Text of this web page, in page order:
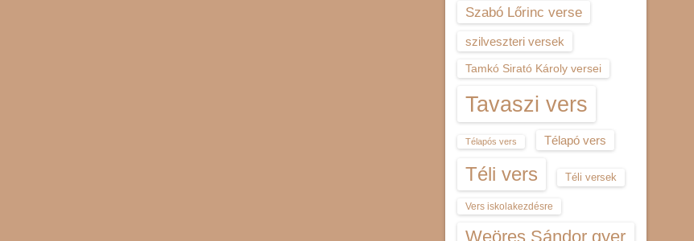
Szabó Lőrinc verse
szilveszteri versek
Tamkó Sirató Károly versei
Tavaszi vers
Télapós vers Télapó vers
Téli vers Téli versek
Vers iskolakezdésre
Weöres Sándor gyer